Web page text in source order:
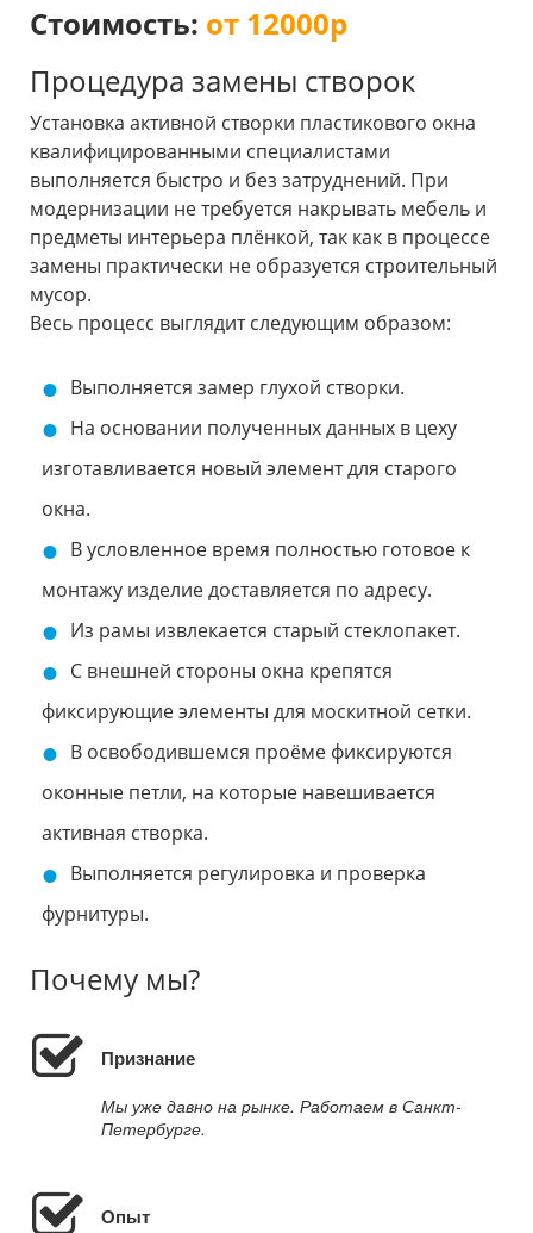
Стоимость: от 12000р
Процедура замены створок
Установка активной створки пластикового окна
квалифицированными специалистами
выполняется быстро и без затруднений. При
модернизации не требуется накрывать мебель и
предметы интерьера плёнкой, так как в процессе
замены практически не образуется строительный
мусор.
Весь процесс выглядит следующим образом:
Выполняется замер глухой створки.
На основании полученных данных в цеху
изготавливается новый элемент для старого
окна.
В условленное время полностью готовое к
монтажу изделие доставляется по адресу.
Из рамы извлекается старый стеклопакет.
С внешней стороны окна крепятся
фиксирующие элементы для москитной сетки.
В освободившемся проёме фиксируются
оконные петли, на которые навешивается
активная створка.
Выполняется регулировка и проверка
фурнитуры.
Почему мы?
Признание
Мы уже давно на рынке. Работаем в Санкт-
Петербурге.
Опыт